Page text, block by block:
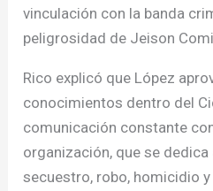
vinculación con la banda
peligrosidad de Jeison
Rico explicó que López
conocimientos dentro del
comunicación constante
organización, que se dedica
secuestro, robo, homicidio